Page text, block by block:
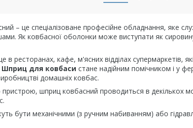
– це спеціалізоване професійне обладнання, яке
Як ковбасної оболонки може виступати як
ресторанах, кафе, м'ясних відділах супермаркетів,
Шприц для ковбаси стане надійним помічником і у
домашніх ковбас.
шприц ковбасний проводиться в декількох
бути механічними (з ручним набиванням) або